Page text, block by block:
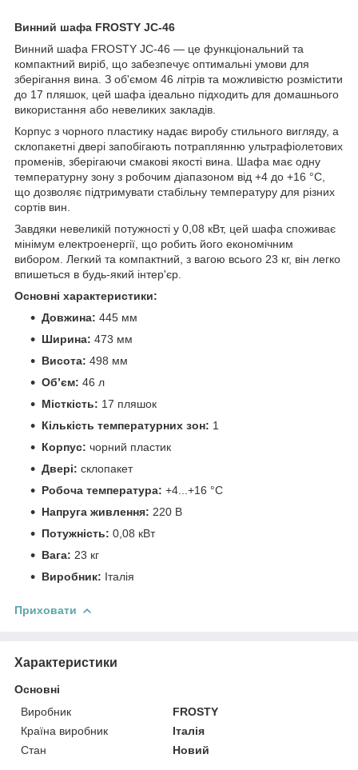
Винний шафа FROSTY JC-46
Винний шафа FROSTY JC-46 — це функціональний та
компактний виріб, що забезпечує оптимальні умови для
зберігання вина. З об'ємом 46 літрів та можливістю розмістити
до 17 пляшок, цей шафа ідеально підходить для домашнього
використання або невеликих закладів.
Корпус з чорного пластику надає виробу стильного вигляду, а
склопакетні двері запобігають потраплянню ультрафіолетових
променів, зберігаючи смакові якості вина. Шафа має одну
температурну зону з робочим діапазоном від +4 до +16 °C,
що дозволяє підтримувати стабільну температуру для різних
сортів вин.
Завдяки невеликій потужності у 0,08 кВт, цей шафа споживає
мінімум електроенергії, що робить його економічним
вибором. Легкий та компактний, з вагою всього 23 кг, він легко
впишеться в будь-який інтер'єр.
Основні характеристики:
Довжина: 445 мм
Ширина: 473 мм
Висота: 498 мм
Об’єм: 46 л
Місткість: 17 пляшок
Кількість температурних зон: 1
Корпус: чорний пластик
Двері: склопакет
Робоча температура: +4...+16 °C
Напруга живлення: 220 В
Потужність: 0,08 кВт
Вага: 23 кг
Виробник: Італія
Приховати
Характеристики
Основні
Виробник
FROSTY
Країна виробник
Італія
Стан
Новий